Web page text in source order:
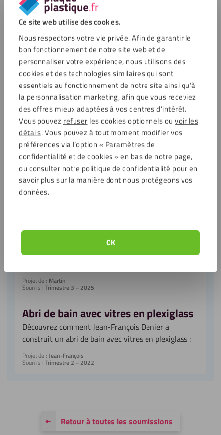
Ce site web utilise des cookies.
Nous respectons votre vie privée. Afin de garantir le
bon fonctionnement de notre site web et de
personnaliser votre expérience, nous utilisons des
cookies et des technologies similaires qui sont
essentiels au fonctionnement de notre site ainsi qu’à
la personnalisation marketing, afin que vous receviez
des offres mieux adaptées à vos centres d’intérêt.
Vous pouvez refuser les cookies optionnels ou voir les
détails. Vous pouvez à tout moment modifier vos
préférences via l’option « Paramètres de
confidentialité et de cookies » en bas de notre page,
ou consulter notre politique de confidentialité pour en
savoir plus sur la manière dont nous protégeons vos
données.
OK
aussi et tentez de remporter de superbes prix !
Remplacer des panneaux en verre par
du plexiglass mat de 4 mm
Remplacer des panneaux en verre par du plexiglass
mat de 4 mm ? Découvrez comment Clément a
réalisé le projet avec succès et inspirez-vous-en.
Soumis :Trimestre 1 – 2026
Création de vitres en plexiglass pour
une porte en bois
Découvrez comment Henrique a utilisé du plexiglass
pour faire des vitres dans des portes :
Projet de :Henrique
Soumis :Trimestre 1 – 2023
coulissantes et séparation de pièce
Buffet multifonctionnel avec portes coulissantes
amovibles ? Découvrez comment Martin a créé un
Projet de : Martin
Soumis : Trimestre 3 – 2025
Abri de bain avec vitres en plexiglass
Découvrez comment Jean-François Denier a
construit un abri de bain avec vitres en plexiglass :
Projet de : Jean-François
Soumis : Trimestre 2 – 2022
Retour à toutes les soumissions